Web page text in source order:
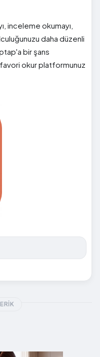
inceleme okumayı,
daha düzenli
bir şans
okur platformunuz